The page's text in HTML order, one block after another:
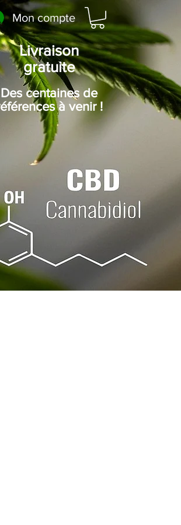
Mon compte
Livraison
gratuite
Des centaines de
à venir !